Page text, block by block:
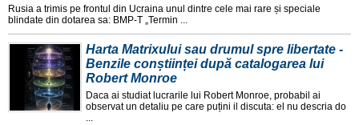
Rusia a trimis pe frontul din Ucraina unul dintre cele mai rare și speciale
blindate din dotarea sa: BMP-T „Termin ...
Harta Matrixului sau drumul spre libertate -
Benzile conștiinței după catalogarea lui
Robert Monroe
Daca ai studiat lucrarile lui Robert Monroe, probabil ai
observat un detaliu pe care puțini il discuta: el nu descria do
...